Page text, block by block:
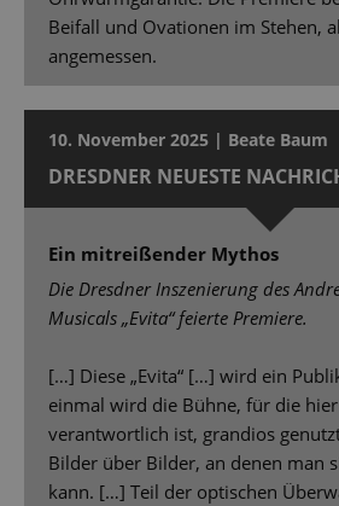
Beifall und Ovationen im Stehen,
angemessen.
10. November 2025 | Beate Baum
DRESDNER NEUESTE
Ein mitreißender Mythos
Die Dresdner Inszenierung des
Musicals „Evita“ feierte Premiere.
[…] Diese „Evita“ […] wird ein
einmal wird die Bühne, für die
verantwortlich ist, grandios
Bilder über Bilder, an denen man
kann. […] Teil der optischen